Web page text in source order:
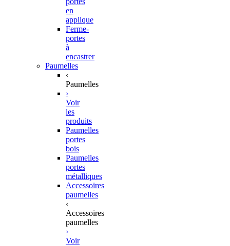
en
applique
Ferme-
portes
à
encastrer
Paumelles
‹
Paumelles
›
Voir
les
produits
Paumelles
portes
bois
Paumelles
portes
métalliques
Accessoires
paumelles
‹
Accessoires
paumelles
›
Voir